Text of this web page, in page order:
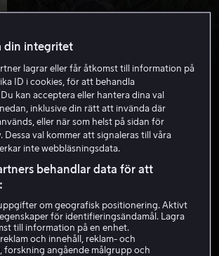
of Z
Äventyr 2016 2 h 14 min
Hyr 49 kr
din integritet
lagrar eller får åtkomst till information på
ID i cookies, för att behandla
kan acceptera eller hantera dina val
inklusive din rätt att invända där
eller när som helst på sidan för
Dessa val kommer att signaleras till våra
inte webbläsningsdata.
behandlar data för att
om geografisk positionering. Aktivt
för identifieringsändamål. Lagra
till information på en enhet.
och innehåll, reklam- och
forskning angående målgrupp och